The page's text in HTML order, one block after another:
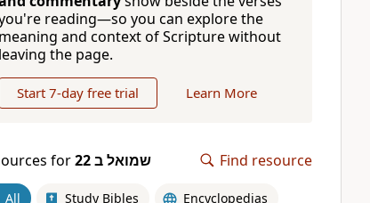
reading—so you can explore the
meaning and context of Scripture without
leaving the page.
Start 7-day free trial Learn More
for שמואל ב 22 Find resource
All Study Bibles Encyclopedias